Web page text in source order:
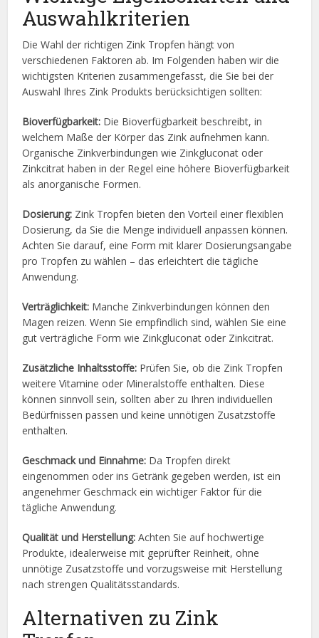
Auswahlkriterien
Die Wahl der richtigen Zink Tropfen hängt von
verschiedenen Faktoren ab. Im Folgenden haben wir die
wichtigsten Kriterien zusammengefasst, die Sie bei der
Auswahl Ihres Zink Produkts berücksichtigen sollten:
Bioverfügbarkeit: Die Bioverfügbarkeit beschreibt, in
welchem Maße der Körper das Zink aufnehmen kann.
Organische Zinkverbindungen wie Zinkgluconat oder
Zinkcitrat haben in der Regel eine höhere Bioverfügbarkeit
als anorganische Formen.
Dosierung: Zink Tropfen bieten den Vorteil einer flexiblen
Dosierung, da Sie die Menge individuell anpassen können.
Achten Sie darauf, eine Form mit klarer Dosierungsangabe
pro Tropfen zu wählen – das erleichtert die tägliche
Anwendung.
Verträglichkeit: Manche Zinkverbindungen können den
Magen reizen. Wenn Sie empfindlich sind, wählen Sie eine
gut verträgliche Form wie Zinkgluconat oder Zinkcitrat.
Zusätzliche Inhaltsstoffe: Prüfen Sie, ob die Zink Tropfen
weitere Vitamine oder Mineralstoffe enthalten. Diese
können sinnvoll sein, sollten aber zu Ihren individuellen
Bedürfnissen passen und keine unnötigen Zusatzstoffe
enthalten.
Geschmack und Einnahme: Da Tropfen direkt
eingenommen oder ins Getränk gegeben werden, ist ein
angenehmer Geschmack ein wichtiger Faktor für die
tägliche Anwendung.
Qualität und Herstellung: Achten Sie auf hochwertige
Produkte, idealerweise mit geprüfter Reinheit, ohne
unnötige Zusatzstoffe und vorzugsweise mit Herstellung
nach strengen Qualitätsstandards.
Alternativen zu Zink